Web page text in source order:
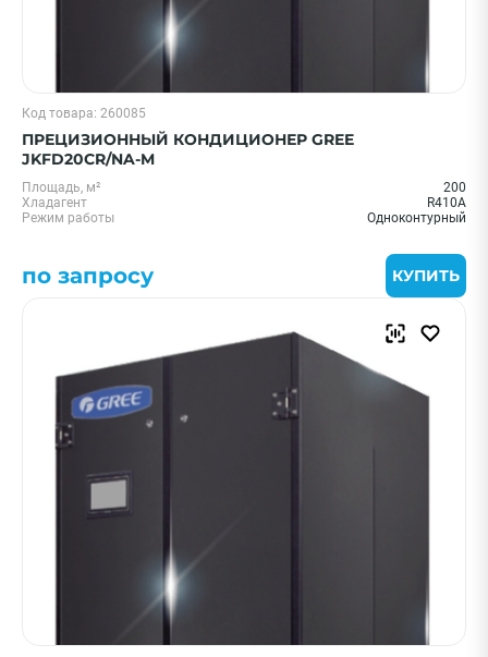
Код товара: 260085
ПРЕЦИЗИОННЫЙ КОНДИЦИОНЕР GREE
JKFD20CR/NA-M
Площадь, м²
200
Хладагент
R410A
Режим работы
Одноконтурный
по запросу КУПИТЬ